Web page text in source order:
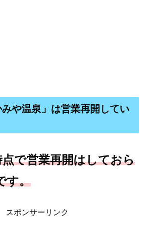
みや温泉」は営業再開してい
点で営業再開はしておら
す。
スポンサーリンク